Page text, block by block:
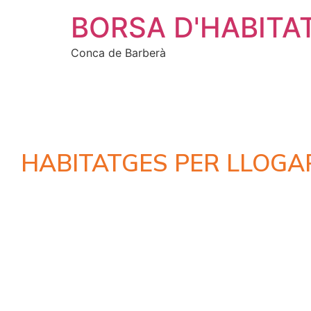
BORSA
Conca de Barberà
HABITATGES PER